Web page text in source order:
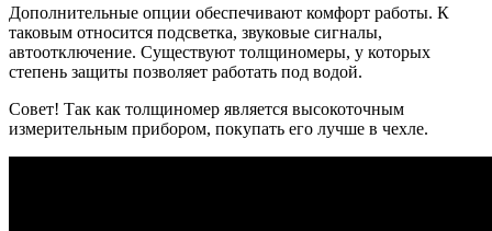
Дополнительные опции обеспечивают комфорт работы. К
таковым относится подсветка, звуковые сигналы,
автоотключение. Существуют толщиномеры, у которых
степень защиты позволяет работать под водой.
Совет! Так как толщиномер является высокоточным
измерительным прибором, покупать его лучше в чехле.